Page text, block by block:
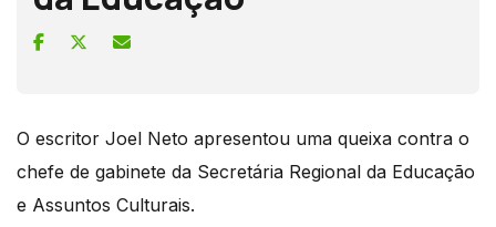
O escritor Joel Neto apresentou uma queixa contra o
chefe de gabinete da Secretária Regional da Educação
e Assuntos Culturais.